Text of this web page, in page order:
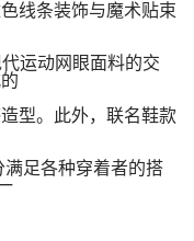
线条装饰与魔术贴束
运动网眼面料的交
型。此外，联名鞋款
足各种穿着者的搭